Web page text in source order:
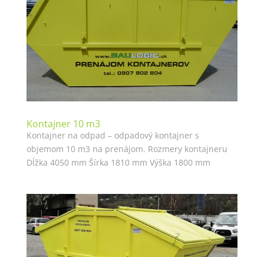
Kontajner 10 m3
Kontajner na odpad – odpadový kontajner s
objemom 10 m3 na prenájom. Rozmery kontajneru
Dĺžka 4050 mm Šírka 1810 mm Výška 1800 mm